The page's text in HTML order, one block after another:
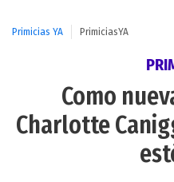
Primicias YA PrimiciasYA
Como
Charlotte